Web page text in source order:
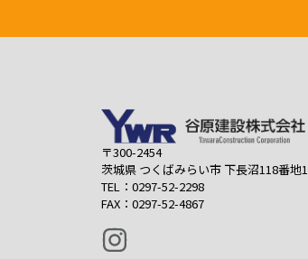
〒300-2454
茨城県 つくばみらい市 下長沼118番地1
TEL：0297-52-2298
FAX：0297-52-4867